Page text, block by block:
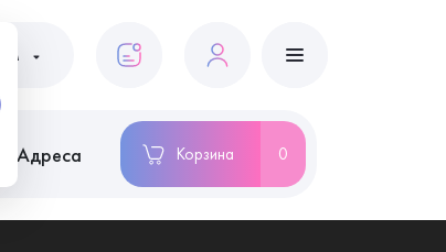
Адреса Корзина 0